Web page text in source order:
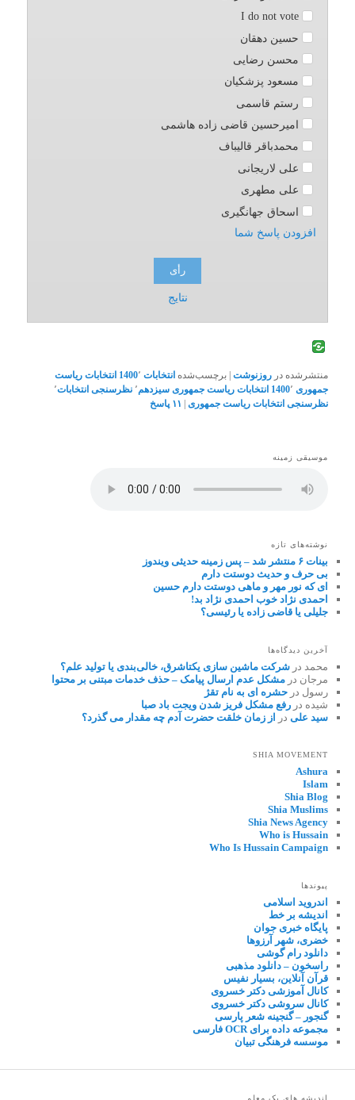
I do not vote
حسین دهقان
محسن رضایی
مسعود پزشکیان
رستم قاسمی
امیرحسین قاضی زاده هاشمی
محمدباقر قالیباف
علی لاریجانی
علی مطهری
اسحاق جهانگیری
افزودن پاسخ شما
نتایج
منتشرشده در روزنوشت |برچسب‌شده انتخابات 1400 ٬
انتخابات ریاست
جمهوری 1400 ٬ انتخابات ریاست جمهوری سیزدهم٬ نظرسنجی انتخابات٬
نظرسنجی انتخابات ریاست جمهوری
۱۱ پاسخ
موسیقی زمینه
نوشته‌های تازه
بینات ۶ منتشر شد – پس زمینه حدیثی ویندوز
بی حرف و حدیث دوستت دارم
ای که نور مهر و ماهی دوستت دارم حسین
احمدی نژاد خوب احمدی نژاد بد!
جلیلی یا قاضی زاده یا رئیسی؟
آخرین دیدگاه‌ها
محمد درشرکت ماشین سازی یکتاشرق، خالی‌بندی یا تولید علم؟
مرجان درمشکل عدم ارسال پیامک – حذف خدمات مبتنی بر محتوا
رسول درحشره ای به نام تقژ
شیده دررفع مشکل فریز شدن ویجت باد صبا
سید علی در از زمان خلقت حضرت آدم چه مقدار می گذرد؟
SHIA MOVEMENT
Ashura
Islam
Shia Blog
Shia Muslims
Shia News Agency
Who is Hussain
Who Is Hussain Campaign
پیوندها
اندروید اسلامی
اندیشه بر خط
پایگاه خبری جوان
خضری، شهر آرزوها
دانلود رام گوشی
راسخون – دانلود مذهبی
قرآن آنلاین، بسیار نفیس
کانال آموزشی دکتر خسروی
کانال سروشی دکتر خسروی
گنجور – گنجینه شعر پارسی
مجموعه داده برای OCR فارسی
موسسه فرهنگی تبیان
اندیشه های یک معلم